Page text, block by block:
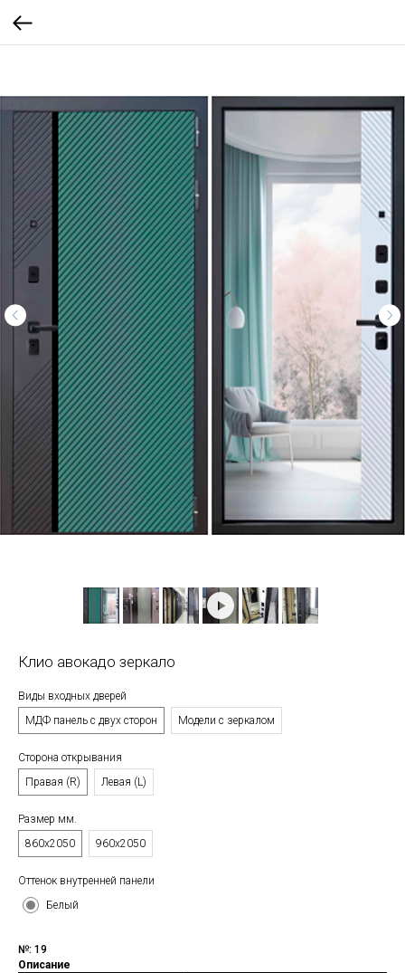
Клио авокадо зеркало
Виды входных дверей
МДФ панель с двух сторон
Модели с зеркалом
Сторона открывания
Правая (R)
Левая (L)
Размер мм.
860х2050
960х2050
Оттенок внутренней панели
Белый
№: 19
Описание